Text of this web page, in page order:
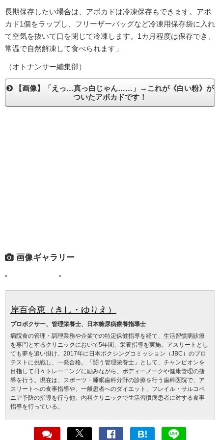
長期保存したい場合は、アボカドは冷凍保存もできます。アボ
カド1個をラップし、フリーザーバッグなど冷凍用保存袋に入れ
て空気を抜いて口を閉じて冷凍します。1カ月程度は保存でき、
常温で自然解凍して食べられます」
（オトナンサー編集部）
【画像】「えっ…真っ白じゃん……」→これが《白い粉》が
ついたアボカドです！
画像ギャラリー
岸百合恵（きし・ゆりえ）
プロボクサー、管理栄養士、日本糖尿病療養指導士
病院食の管理・調理業務や企業での特定保健指導を経て、生活習慣病診療
を専門とするクリニックにおいて5年間、栄養指導を実施。アスリートとし
ても夢を追い掛け、2017年に日本ボクシングコミッション（JBC）のプロ
テストに挑戦し、一発合格。「闘う管理栄養士」として、チャンピオンを
目指して日々トレーニングに励みながら、ボディーメークや健康管理の指
導を行う。現在は、スポーツ・睡眠歯科分野の診療を行う歯科医院で、ア
スリートへの食事指導や、一般患者へのダイエット、フレイル・サルコペ
ニア予防の指導を行う他、内科クリニックで生活習慣病患者に対する食事
指導を行っている。
B!